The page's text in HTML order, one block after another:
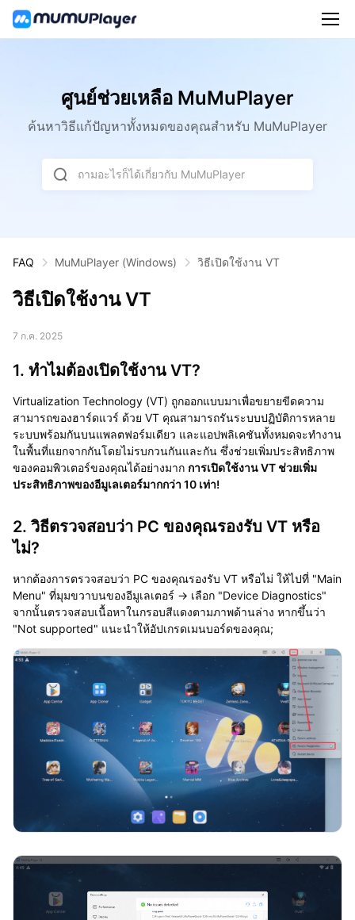
ศูนย์ช่วยเหลือ MuMuPlayer
ค้นหาวิธีแก้ปัญหาทั้งหมดของคุณสำหรับ MuMuPlayer
ถามอะไรก็ได้เกี่ยวกับ MuMuPlayer
FAQ MuMuPlayer (Windows) วิธีเปิดใช้งาน VT
วิธีเปิดใช้งาน VT
7 ก.ค. 2025
1. ทำไมต้องเปิดใช้งาน VT?
Virtualization Technology (VT) ถูกออกแบบมาเพื่อขยายขีดความ
สามารถของฮาร์ดแวร์ ด้วย VT คุณสามารถรันระบบปฏิบัติการหลาย
ระบบพร้อมกันบนแพลตฟอร์มเดียว และแอปพลิเคชันทั้งหมดจะทำงาน
ในพื้นที่แยกจากกันโดยไม่รบกวนกันและกัน ซึ่งช่วยเพิ่มประสิทธิภาพ
ของคอมพิวเตอร์ของคุณได้อย่างมาก การเปิดใช้งาน VT ช่วยเพิ่ม
ประสิทธิภาพของอีมูเลเตอร์มากกว่า 10 เท่า!
2. วิธีตรวจสอบว่า PC ของคุณรองรับ VT หรือ
ไม่?
หากต้องการตรวจสอบว่า PC ของคุณรองรับ VT หรือไม่ ให้ไปที่ "Main
Menu" ที่มุมขวาบนของอีมูเลเตอร์ → เลือก "Device Diagnostics"
จากนั้นตรวจสอบเนื้อหาในกรอบสีแดงตามภาพด้านล่าง หากขึ้นว่า
"Not supported" แนะนำให้อัปเกรดเมนบอร์ดของคุณ;